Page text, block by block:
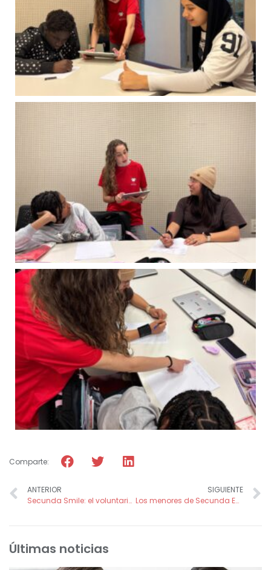
Comparte:
ANTERIOR
Secunda Smile: el voluntariado de Fundación FADE que humaniza la atención sanitaria y acompaña a pacientes en momentos difíciles
SIGUIENTE
Los menores de Secunda Educa disfrutan de un viernes de pedales y carreras
Últimas noticias